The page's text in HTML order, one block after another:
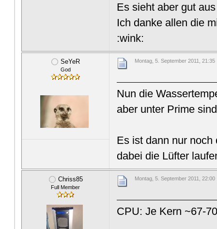
Es sieht aber gut
Ich danke allen die
:wink:
SeYeR
God
Montag, 5. September 2011, 21:35
Nun die
aber unter Prime
Es ist dann nur
dabei die Lüfter
Chriss85
Full Member
Montag, 5. September 2011, 22:00
CPU: Je Kern ~67-